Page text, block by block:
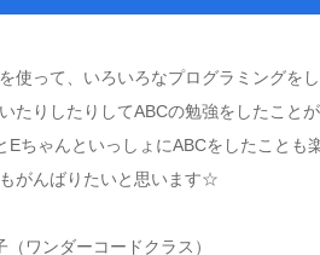
使って、いろいろなプログラミングを
たりしたりしてABCの勉強をしたことが
EちゃんといっしょにABCをしたことも
がんばりたいと思います☆
（ワンダーコードクラス）